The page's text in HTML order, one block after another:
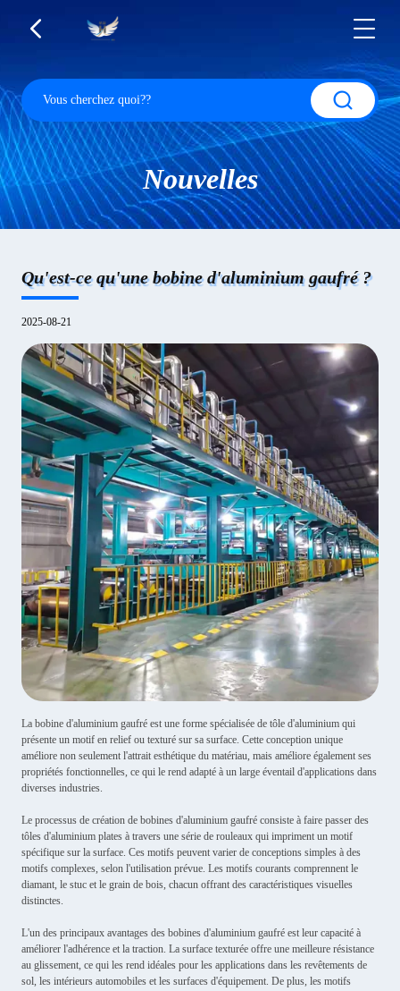
Nouvelles
Qu'est-ce qu'une bobine d'aluminium gaufré ?
2025-08-21
La bobine d'aluminium gaufré est une forme spécialisée de tôle d'aluminium qui
présente un motif en relief ou texturé sur sa surface. Cette conception unique
améliore non seulement l'attrait esthétique du matériau, mais améliore également ses
propriétés fonctionnelles, ce qui le rend adapté à un large éventail d'applications dans
diverses industries.
Le processus de création de bobines d'aluminium gaufré consiste à faire passer des
tôles d'aluminium plates à travers une série de rouleaux qui impriment un motif
spécifique sur la surface. Ces motifs peuvent varier de conceptions simples à des
motifs complexes, selon l'utilisation prévue. Les motifs courants comprennent le
diamant, le stuc et le grain de bois, chacun offrant des caractéristiques visuelles
distinctes.
L'un des principaux avantages des bobines d'aluminium gaufré est leur capacité à
améliorer l'adhérence et la traction. La surface texturée offre une meilleure résistance
au glissement, ce qui les rend idéales pour les applications dans les revêtements de
sol, les intérieurs automobiles et les surfaces d'équipement. De plus, les motifs